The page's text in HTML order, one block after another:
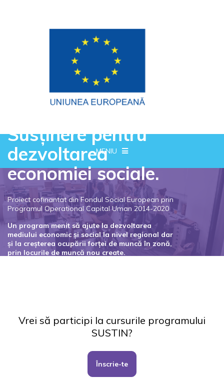
MENIU
Susținere pentru
dezvoltarea
economiei sociale.
Proiect cofinantat din Fondul Social European prin
Programul Operational Capital Uman 2014-2020
Un program menit să ajute la dezvoltarea
mediului economic și social la nivel regional dar
și la creșterea ocupării forței de muncă în zonă,
prin locurile de muncă nou create.
Vrei să participi la cursurile programului
SUSTIN?
Înscrie-te